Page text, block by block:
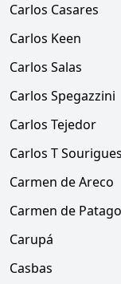
Carlos Casares
Carlos Keen
Carlos Salas
Carlos Spegazzini
Carlos Tejedor
Carlos T Sourigues
Carmen de Areco
Carmen de
Carupá
Casbas